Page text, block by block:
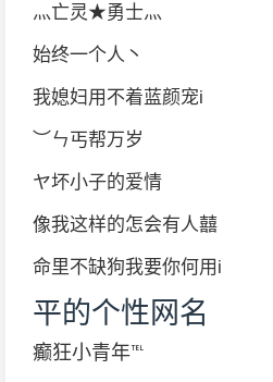
灬亡灵★勇士灬
始终一个人丶
我媳妇用不着蓝颜宠i
︶ㄣ丐帮万岁
ヤ坏小子的爱情
像我这样的怎会有人囍
命里不缺狗我要你何用i
平的个性网名
癫狂小青年℡